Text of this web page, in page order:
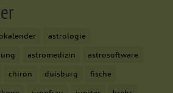
astrologie
astromedizin astrosoftware
chiron duisburg fische